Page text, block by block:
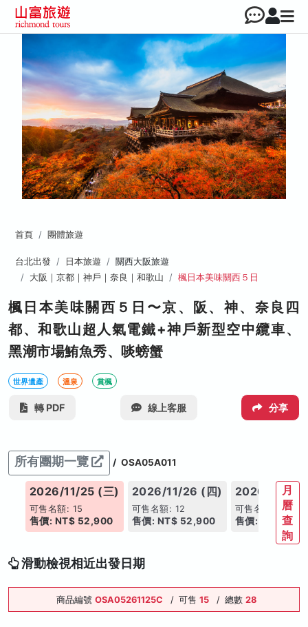
首頁 團體旅遊
台北出發 日本旅遊
關西大阪旅遊
大阪｜京都｜神戶｜奈良｜和歌山
楓日本美味關西５日
楓日本美味關西５日〜京、阪、神、奈良四
都、和歌山超人氣電鐵+神戶新型空中纜車、
黑潮市場鮪魚秀、啖螃蟹
世界遺產 溫泉 賞楓
轉 PDF 線上客服 分享
所有團期一覽 / OSA05A011
2026/11/25 (三)
可售名額: 15
售價: NT$ 52,900
2026/11/26 (四)
可售名額: 12
售價: NT$ 52,900
2026/11/27
可售名額: 16
售價: NT$
月
曆
查
詢
滑動檢視相近出發日期
商品編號 OSA05261125C / 可售 15 / 總數 28